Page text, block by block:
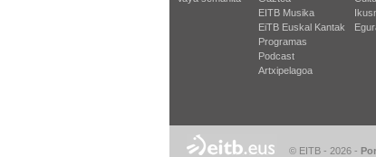
EITB Musika
EiTB Euskal Kantak
Programas
Podcast
Artxipelagoa
© EITB - 2026 -